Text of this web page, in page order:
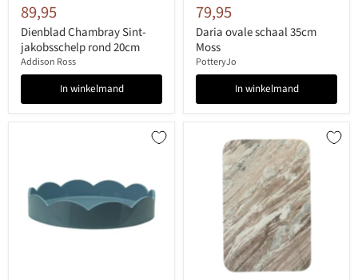
89,95
Dienblad Chambray Sint-
jakobsschelp rond 20cm
Addison Ross
In winkelmand
79,95
Daria ovale schaal 35cm
Moss
PotteryJo
In winkelmand